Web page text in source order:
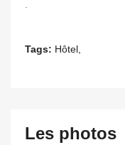
Tags: Hôtel,
Les photos